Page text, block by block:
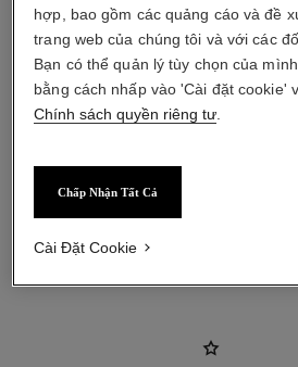
hợp, bao gồm các quảng cáo và đề
trang web của chúng tôi và với các
Bạn có thể quản lý tùy chọn của
bằng cách nhấp vào 'Cài đặt cookie'
Chính sách quyền riêng tư
Chấp Nhận Tất Cả
Cài Đặt Cookie